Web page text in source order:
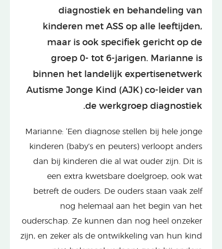
diagnostiek en behandeling van
kinderen met ASS op alle leeftijden,
maar is ook specifiek gericht op de
groep 0- tot 6-jarigen. Marianne is
binnen het landelijk expertisenetwerk
Autisme Jonge Kind (AJK) co-leider van
de werkgroep diagnostiek.
Marianne: ‘Een diagnose stellen bij hele jonge
kinderen (baby’s en peuters) verloopt anders
dan bij kinderen die al wat ouder zijn. Dit is
een extra kwetsbare doelgroep, ook wat
betreft de ouders. De ouders staan vaak zelf
nog helemaal aan het begin van het
ouderschap. Ze kunnen dan nog heel onzeker
zijn, en zeker als de ontwikkeling van hun kind